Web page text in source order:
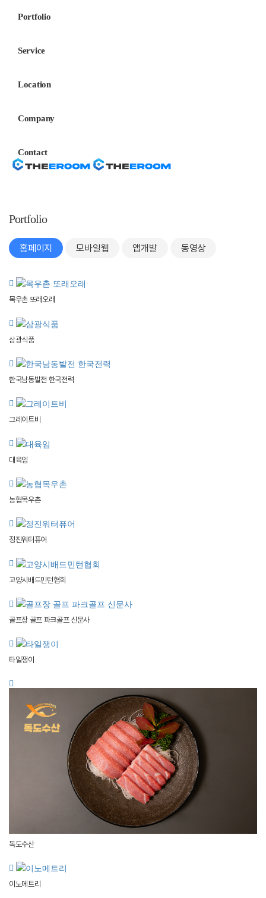
Portfolio
Service
Location
Company
Contact
Portfolio
홈페이지 모바일웹 앱개발 동영상
목우촌 또래오래
삼광식품
한국남동발전 한국전력
그레이트비
대육임
농협목우촌
정진워터퓨어
고양시배드민턴협회
골프장 골프 파크골프 신문사
타일쟁이
독도수산
이노메트리